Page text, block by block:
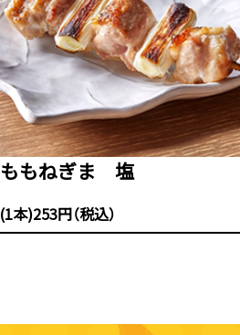
ももねぎま 塩
(1本)253円（税込）